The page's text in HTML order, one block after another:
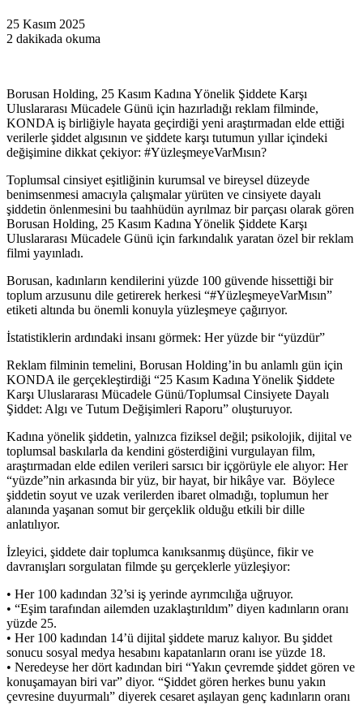
25 Kasım 2025
2 dakikada okuma
Borusan Holding, 25 Kasım Kadına Yönelik Şiddete Karşı
Uluslararası Mücadele Günü için hazırladığı reklam filminde,
KONDA iş birliğiyle hayata geçirdiği yeni araştırmadan elde ettiği
verilerle şiddet algısının ve şiddete karşı tutumun yıllar içindeki
değişimine dikkat çekiyor: #YüzleşmeyeVarMısın?
Toplumsal cinsiyet eşitliğinin kurumsal ve bireysel düzeyde
benimsenmesi amacıyla çalışmalar yürüten ve cinsiyete dayalı
şiddetin önlenmesini bu taahhüdün ayrılmaz bir parçası olarak gören
Borusan Holding, 25 Kasım Kadına Yönelik Şiddete Karşı
Uluslararası Mücadele Günü için farkındalık yaratan özel bir reklam
filmi yayınladı.
Borusan, kadınların kendilerini yüzde 100 güvende hissettiği bir
toplum arzusunu dile getirerek herkesi “#YüzleşmeyeVarMısın”
etiketi altında bu önemli konuyla yüzleşmeye çağırıyor.
İstatistiklerin ardındaki insanı görmek: Her yüzde bir “yüzdür”
Reklam filminin temelini, Borusan Holding’in bu anlamlı gün için
KONDA ile gerçekleştirdiği “25 Kasım Kadına Yönelik Şiddete
Karşı Uluslararası Mücadele Günü/Toplumsal Cinsiyete Dayalı
Şiddet: Algı ve Tutum Değişimleri Raporu” oluşturuyor.
Kadına yönelik şiddetin, yalnızca fiziksel değil; psikolojik, dijital ve
toplumsal baskılarla da kendini gösterdiğini vurgulayan film,
araştırmadan elde edilen verileri sarsıcı bir içgörüyle ele alıyor: Her
“yüzde”nin arkasında bir yüz, bir hayat, bir hikâye var. Böylece
şiddetin soyut ve uzak verilerden ibaret olmadığı, toplumun her
alanında yaşanan somut bir gerçeklik olduğu etkili bir dille
anlatılıyor.
İzleyici, şiddete dair toplumca kanıksanmış düşünce, fikir ve
davranışları sorgulatan filmde şu gerçeklerle yüzleşiyor:
• Her 100 kadından 32’si iş yerinde ayrımcılığa uğruyor.
• “Eşim tarafından ailemden uzaklaştırıldım” diyen kadınların oranı
yüzde 25.
• Her 100 kadından 14’ü dijital şiddete maruz kalıyor. Bu şiddet
sonucu sosyal medya hesabını kapatanların oranı ise yüzde 18.
• Neredeyse her dört kadından biri “Yakın çevremde şiddet gören ve
konuşamayan biri var” diyor. “Şiddet gören herkes bunu yakın
çevresine duyurmalı” diyerek cesaret aşılayan genç kadınların oranı